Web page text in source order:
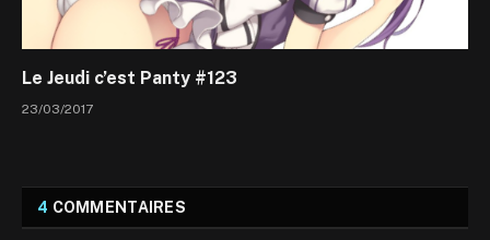
Le Jeudi c’est Panty #123
23/03/2017
4 COMMENTAIRES